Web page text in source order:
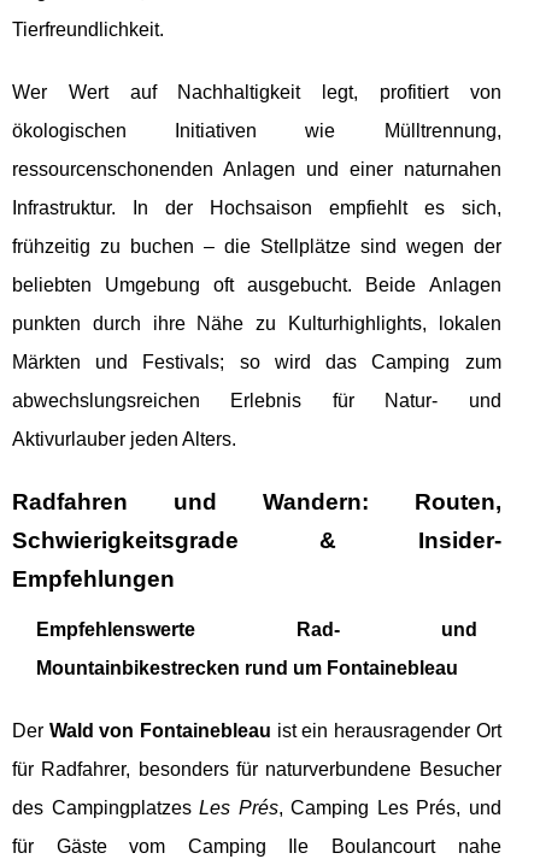
Tierfreundlichkeit.
Wer Wert auf Nachhaltigkeit legt, profitiert von
ökologischen Initiativen wie Mülltrennung,
ressourcenschonenden Anlagen und einer naturnahen
Infrastruktur. In der Hochsaison empfiehlt es sich,
frühzeitig zu buchen – die Stellplätze sind wegen der
beliebten Umgebung oft ausgebucht. Beide Anlagen
punkten durch ihre Nähe zu Kulturhighlights, lokalen
Märkten und Festivals; so wird das Camping zum
abwechslungsreichen Erlebnis für Natur- und
Aktivurlauber jeden Alters.
Radfahren und Wandern: Routen,
Schwierigkeitsgrade & Insider-
Empfehlungen
Empfehlenswerte Rad- und
Mountainbikestrecken rund um Fontainebleau
Der Wald von Fontainebleau ist ein herausragender Ort
für Radfahrer, besonders für naturverbundene Besucher
des CampingplatzesLes Prés, Camping Les Prés, und
für Gäste vom Camping Ile Boulancourt nahe